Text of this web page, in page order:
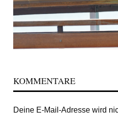
KOMMENTARE
Deine E-Mail-Adresse wird